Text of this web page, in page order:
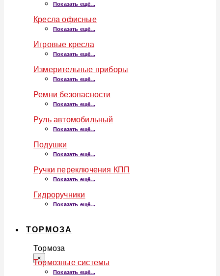
Показать ещё...
Кресла офисные
Показать ещё...
Игровые кресла
Показать ещё...
Измерительные приборы
Показать ещё...
Ремни безопасности
Показать ещё...
Руль автомобильный
Показать ещё...
Подушки
Показать ещё...
Ручки переключения КПП
Показать ещё...
Гидроручники
Показать ещё...
ТОРМОЗА
Тормоза
×
Тормозные системы
Показать ещё...